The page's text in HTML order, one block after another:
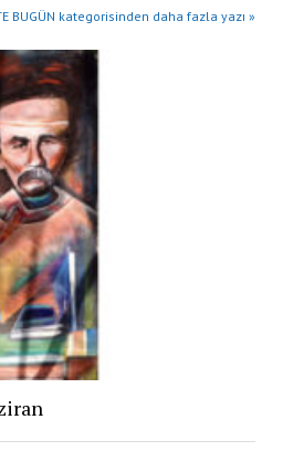
BUGÜN kategorisinden daha fazla yazı »